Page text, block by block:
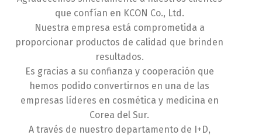
que confían en KCON Co., Ltd.
Nuestra empresa está comprometida a
proporcionar productos de calidad que brinden
resultados.
Es gracias a su confianza y cooperación que
hemos podido convertirnos en una de las
empresas líderes en cosmética y medicina en
Corea del Sur.
A través de nuestro departamento de I+D,